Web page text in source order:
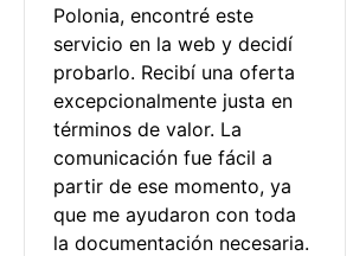
Polonia, encontré este
servicio en la web y decidí
probarlo. Recibí una oferta
excepcionalmente justa en
términos de valor. La
comunicación fue fácil a
partir de ese momento, ya
que me ayudaron con toda
la documentación necesaria.